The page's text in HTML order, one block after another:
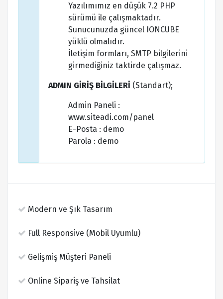
Yazılımımız en düşük 7.2 PHP
sürümü ile çalışmaktadır.
Sunucunuzda güncel IONCUBE
yüklü olmalıdır.
İletişim formları, SMTP bilgilerini
girmediğiniz taktirde çalışmaz.
ADMIN GİRİŞ BİLGİLERİ (Standart);
Admin Paneli :
www.siteadi.com/panel
E-Posta : demo
Parola : demo
Modern ve Şık Tasarım
Full Responsive (Mobil Uyumlu)
Gelişmiş Müşteri Paneli
Online Sipariş ve Tahsilat